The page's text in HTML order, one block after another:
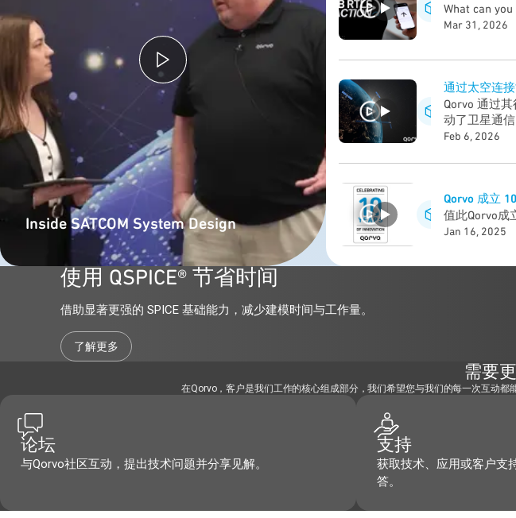
Inside SATCOM System Design
What can
Mar 31, 2026
通过太空连
Qorvo 通过
动了卫星通信
Feb 6, 2026
Qorvo 成立
值此Qorvo成
Jan 16, 2025
使用 QSPICE® 节省时间
借助显著更强的 SPICE 基础能力，减少建模时间与工作量。
了解更多
需要
在Qorvo，客户是我们工作的核心组成部分，我们希望您与我们的每一次互动
论坛
与Qorvo社区互动，提出技术问题并分享见解。
支持
获取技术、应用或客户支
答。